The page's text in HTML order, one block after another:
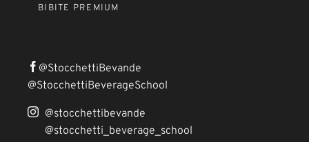
BIBITE PREMIUM
@StocchettiBevande
@StocchettiBeverageSchool
@stocchettibevande
@stocchetti_beverage_school